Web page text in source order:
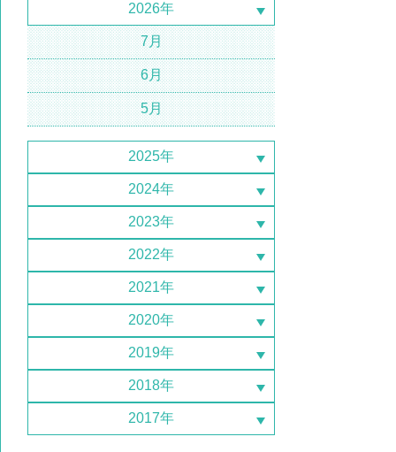
2026年
7月
6月
5月
2025年
2024年
2023年
2022年
2021年
2020年
2019年
2018年
2017年